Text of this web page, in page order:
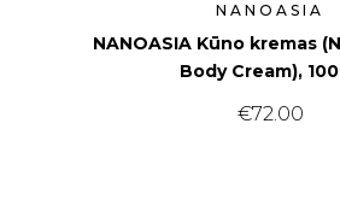
NANOASIA
NANOASIA Kūno kremas
Body Cream),
€72.00